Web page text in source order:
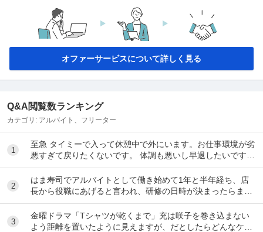
オファーサービスについて詳しく見る
Q&A閲覧数ランキング
カテゴリ: アルバイト、フリーター
1
至急 タイミーで入って休憩中で外にいます。お仕事環境が劣
悪すぎて戻りたくないです。 体調も悪いし早退したいです。
電話したのですが通話中で一生繋がらなくて...
2
はま寿司でアルバイトとして働き始めて1年と半年経ち、店
長から役職にあげると言われ、研修の日時が決まったらまた
伝えると言われて1ヶ月が経ちました。 自分は心...
3
金曜ドラマ「Tシャツが乾くまで」充は咲子を巻き込まない
よう距離を置いたように見えますが、だとしたらどんなケー